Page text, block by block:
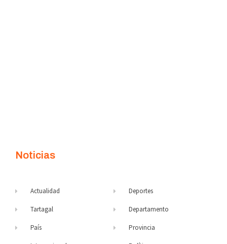
Noticias
Actualidad
Tartagal
País
Deportes
Departamento
Provincia